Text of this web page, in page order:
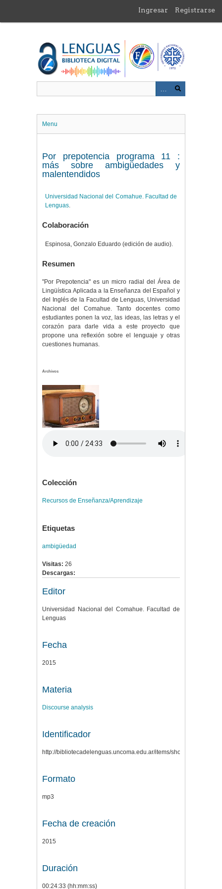
contenido
Ingresar Registrarse
Menu
Por prepotencia programa 11 :
más sobre ambigüedades y
malentendidos
Universidad Nacional del Comahue. Facultad de
Lenguas.
Colaboración
Espinosa, Gonzalo Eduardo (edición de audio).
Resumen
"Por Prepotencia" es un micro radial del Área de
Lingüística Aplicada a la Enseñanza del Español y
del Inglés de la Facultad de Lenguas, Universidad
Nacional del Comahue. Tanto docentes como
estudiantes ponen la voz, las ideas, las letras y el
corazón para darle vida a este proyecto que
propone una reflexión sobre el lenguaje y otras
cuestiones humanas.
Archivos
Colección
Recursos de Enseñanza/Aprendizaje
Etiquetas
ambigüedad
Visitas: 26
Descargas:
Editor
Universidad Nacional del Comahue. Facultad de
Lenguas
Fecha
2015
Materia
Discourse analysis
Identificador
http://bibliotecadelenguas.uncoma.edu.ar/items/show/249
Formato
mp3
Fecha de creación
2015
Duración
00:24:33 (hh:mm:ss)